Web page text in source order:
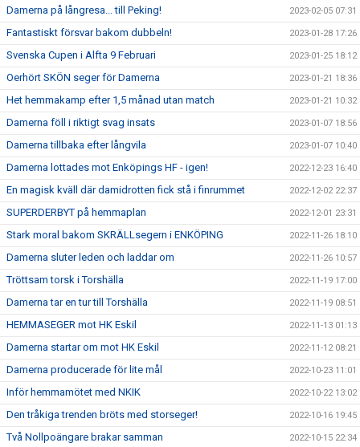
Damerna på långresa... till Peking! 2023-02-05 07:31
Fantastiskt försvar bakom dubbeln! 2023-01-28 17:26
Svenska Cupen i Alfta 9 Februari 2023-01-25 18:12
Oerhört SKÖN seger för Damerna 2023-01-21 18:36
Het hemmakamp efter 1,5 månad utan match 2023-01-21 10:32
Damerna föll i riktigt svag insats 2023-01-07 18:56
Damerna tillbaka efter långvila 2023-01-07 10:40
Damerna lottades mot Enköpings HF - igen! 2022-12-23 16:40
En magisk kväll där damidrotten fick stå i finrummet 2022-12-02 22:37
SUPERDERBYT på hemmaplan 2022-12-01 23:31
Stark moral bakom SKRÄLLsegern i ENKÖPING 2022-11-26 18:10
Damerna sluter leden och laddar om 2022-11-26 10:57
Tröttsam torsk i Torshälla 2022-11-19 17:00
Damerna tar en tur till Torshälla 2022-11-19 08:51
HEMMASEGER mot HK Eskil 2022-11-13 01:13
Damerna startar om mot HK Eskil 2022-11-12 08:21
Damerna producerade för lite mål 2022-10-23 11:01
Inför hemmamötet med NKIK 2022-10-22 13:02
Den tråkiga trenden bröts med storseger! 2022-10-16 19:45
Två Nollpoängare brakar samman 2022-10-15 22:34